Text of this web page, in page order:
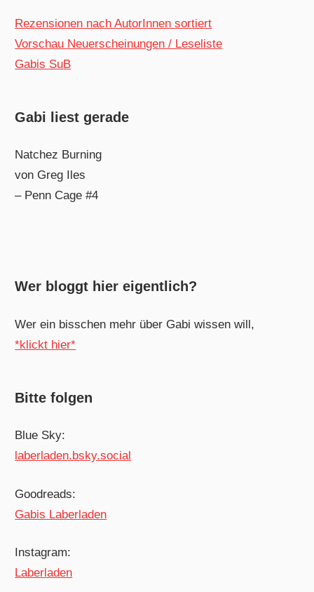
Rezensionen nach AutorInnen sortiert
Vorschau Neuerscheinungen / Leseliste
Gabis SuB
Gabi liest gerade
Natchez Burning
von Greg Iles
– Penn Cage #4
Wer bloggt hier eigentlich?
Wer ein bisschen mehr über Gabi wissen will,
*klickt hier*
Bitte folgen
Blue Sky:
laberladen.bsky.social
Goodreads:
Gabis Laberladen
Instagram:
Laberladen